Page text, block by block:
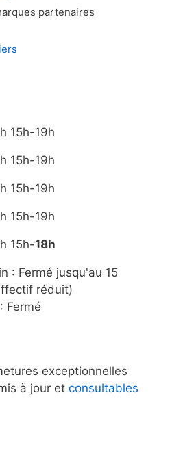
partenaires
15h-19h
15h-19h
15h-19h
15h-19h
15h-18h
: Fermé jusqu'au 15
réduit)
Fermé
exceptionnelles
à jour et consultables